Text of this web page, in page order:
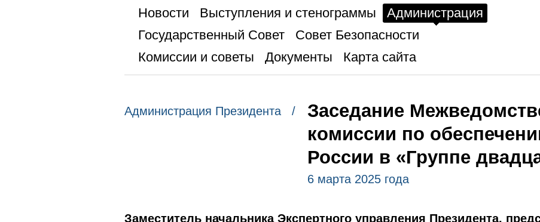
Новости Выступления и стенограммы
Администрация
Государственный Совет
Совет Безопасности
Комиссии и советы
Документы Карта сайта
Администрация Президента /
Заседание
комиссии по
России в «Группе
6 марта 2025 года
Заместитель начальника Экспертного управления Президента,